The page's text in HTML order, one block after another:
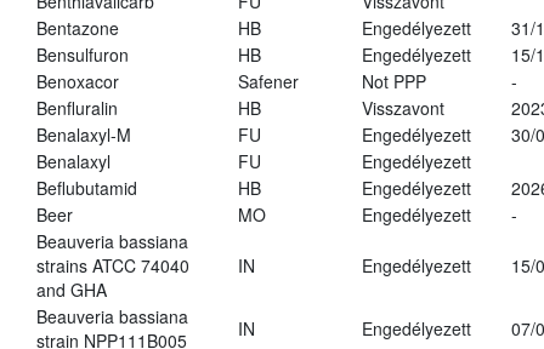
Bentazone
HB Engedélyezett
31/
Bensulfuron
HB Engedélyezett
15/
Benoxacor
Safener Not PPP
-
Benfluralin
HB Visszavont
Benalaxyl-M
FU Engedélyezett
30/
Benalaxyl
FU
Engedélyezett
Beflubutamid
HB Engedélyezett
Beer
MO Engedélyezett
-
Beauveria bassiana
strains ATCC 74040
and GHA
IN Engedélyezett 15/
Beauveria bassiana
strain NPP111B005
IN Engedélyezett
07/